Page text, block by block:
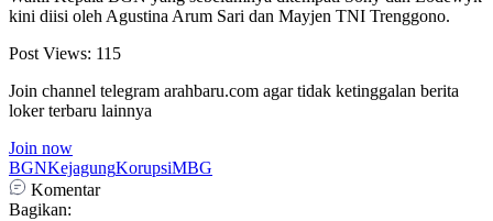
kini diisi oleh Agustina Arum Sari dan Mayjen TNI Trenggono.
Post Views: 115
Join channel telegram arahbaru.com agar tidak ketinggalan berita
loker terbaru lainnya
Join now
BGNKejagungKorupsiMBG
Komentar
Bagikan: